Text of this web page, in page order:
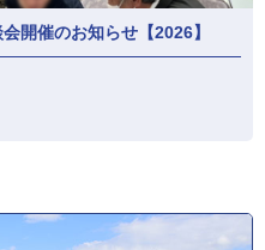
開催のお知らせ【2026】